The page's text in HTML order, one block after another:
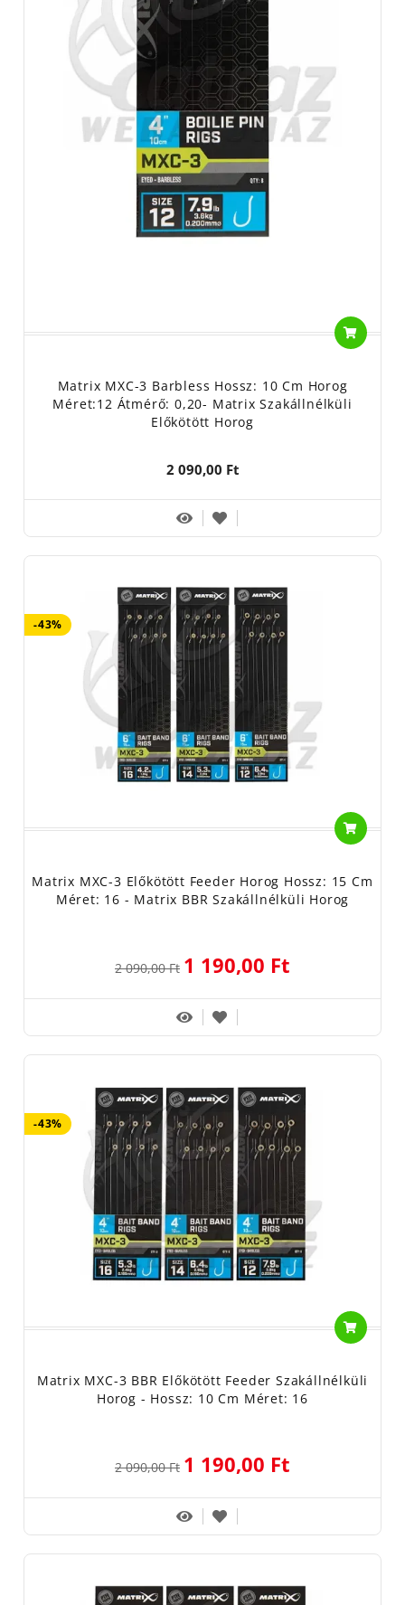
Matrix MXC-3 Barbless Hossz: 10 Cm Horog
Méret:12 Átmérő: 0,20- Matrix Szakállnélküli
Előkötött Horog
2 090,00 Ft
-43%
Matrix MXC-3 Előkötött Feeder Horog Hossz: 15 Cm
Méret: 16 - Matrix BBR Szakállnélküli Horog
2 090,00 Ft 1 190,00 Ft
-43%
Matrix MXC-3 BBR Előkötött Feeder Szakállnélküli
Horog - Hossz: 10 Cm Méret: 16
2 090,00 Ft 1 190,00 Ft